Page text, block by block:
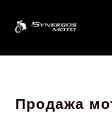
Продажа